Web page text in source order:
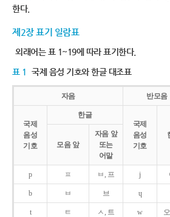
한다.
제2장 표기 일람표
외래어는 표 1~19에 따라 표기한다.
표 1 국제 음성 기호와 한글 대조표
자음 반모음
국제
음성
기호
한글
국제
음성
기호
모음 앞
자음 앞
또는
어말
p ㅍ ㅂ, 프 j
b ㅂ 브 ɥ
t ㅌ ㅅ, 트 w